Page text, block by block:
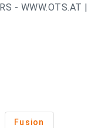
- WWW.OTS.AT |
Fusion